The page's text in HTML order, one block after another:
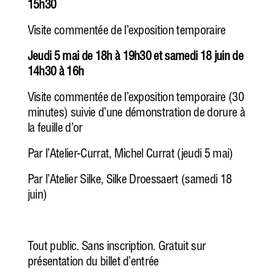
15h30
Visite commentée de l’exposition temporaire
Jeudi 5 mai de 18h à 19h30 et samedi 18 juin de
14h30 à 16h
Visite commentée de l’exposition temporaire (30
minutes) suivie d’une démonstration de dorure à
la feuille d’or
Par l’Atelier-Currat, Michel Currat (jeudi 5 mai)
Par l’Atelier Silke, Silke Droessaert (samedi 18
juin)
Tout public. Sans inscription. Gratuit sur
présentation du billet d’entrée